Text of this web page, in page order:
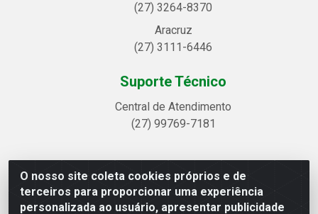
O nosso site coleta cookies próprios e de
terceiros para proporcionar uma experiência
personalizada ao usuário, apresentar publicidade
(27) 3264-8370
Aracruz
(27) 3111-6446
Suporte Técnico
Central de Atendimento
(27) 99769-7181
Linhavix Distribuidora LTDA - Avenida Alegre, 2521 -
Quadra314 Lote 05 e 07 - Shell, Linhares/ES - CEP